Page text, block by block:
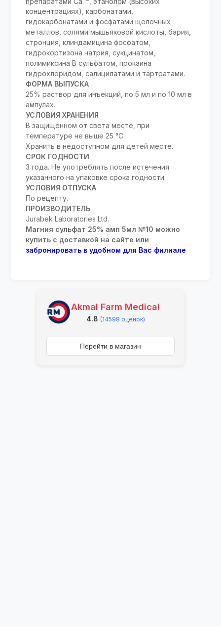
концентрациях), карбонатами,
гидокарбонатами и фосфатами щелочных
металлов, солями мышьяковой кислоты, бария,
стронция, клиндамицина фосфатом,
гидрокортизона натрия, сукцинатом,
полимиксина В сульфатом, прокаина
гидрохлоридом, салицилатами и тартратами.
ФОРМА ВЫПУСКА
25% раствор для инъекций, по 5 мл и по 10 мл в
ампулах.
УСЛОВИЯ ХРАНЕНИЯ
В защищенном от света месте, при
температуре не выше 25 °C.
Хранить в недоступном для детей месте.
СРОК ГОДНОСТИ
3 года. Не употреблять после истечения
указанного на упаковке срока годности.
УСЛОВИЯ ОТПУСКА
По рецепту.
ПРОИЗВОДИТЕЛЬ
Jurabek Laboratories Ltd.
Магния сульфат 25% амп 5мл №10 можно
купить с доставкой на сайте или
забронировать в удобном для Вас филиале
Akmal Farm Medical
4.8 (14598 оценок)
Перейти в магазин